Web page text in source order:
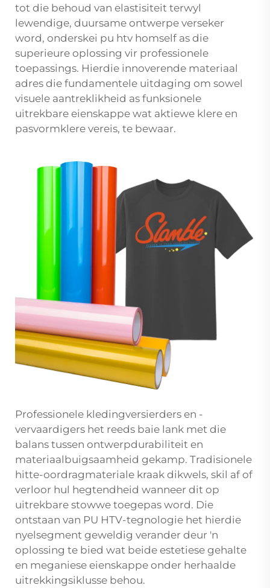
tot die behoud van elastisiteit terwyl
lewendige, duursame ontwerpe verseker
word, onderskei pu htv homself as die
superieure oplossing vir professionele
toepassings. Hierdie innoverende materiaal
adres die fundamentele uitdaging om sowel
visuele aantreklikheid as funksionele
uitrekbare eienskappe wat aktiewe klere en
pasvormklere vereis, te bewaar.
Professionele kledingversierders en -
vervaardigers het reeds baie lank met die
balans tussen ontwerpdurabiliteit en
materiaalbuigsaamheid gekamp. Tradisionele
hitte-oordragmateriale kraak dikwels, skil af of
verloor hul hegtendheid wanneer dit op
uitrekbare stowwe toegepas word. Die
ontstaan van PU HTV-tegnologie het hierdie
nyelsegment geweldig verander deur 'n
oplossing te bied wat beide estetiese gehalte
en meganiese eienskappe onder herhaalde
uitrekkingsiklusse behou.